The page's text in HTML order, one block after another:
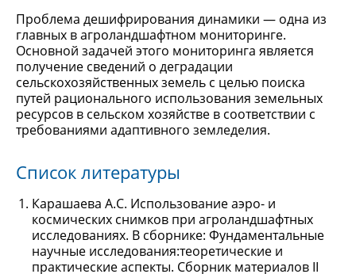
Проблема дешифрирования динамики — одна из
главных в агроландшафтном мониторинге.
Основной задачей этого мониторинга является
получение сведений о деградации
сельскохозяйственных земель с целью поиска
путей рационального использования земельных
ресурсов в сельском хозяйстве в соответствии с
требованиями адаптивного земледелия.
Список литературы
Карашаева А.С. Использование аэро- и
космических снимков при агроландшафтных
исследованиях. В сборнике: Фундаментальные
научные исследования:теоретические и
практические аспекты. Сборник материалов II